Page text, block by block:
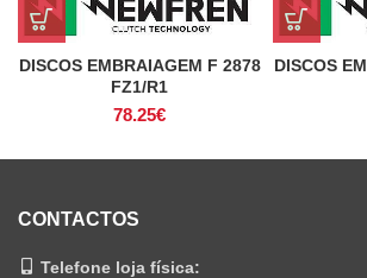
DISCOS EMBRAIAGEM F 2878
FZ1/R1
78.25€
DISCOS
CONTACTOS
Telefone loja física: